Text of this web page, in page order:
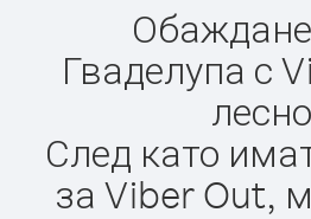
Гваделупа с
След като
за Viber Out,